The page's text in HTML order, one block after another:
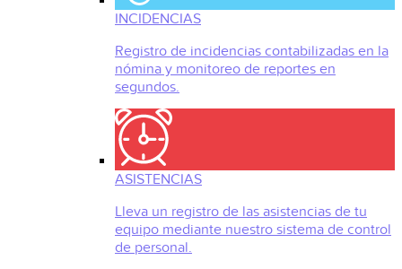
INCIDENCIAS
Registro de incidencias contabilizadas en la
nómina y monitoreo de reportes en
segundos.
ASISTENCIAS
Lleva un registro de las asistencias de tu
equipo mediante nuestro sistema de control
de personal.